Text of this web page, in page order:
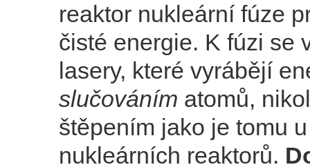
reaktor nukleární fúze
čisté energie. K fúzi se
lasery, které vyrábějí
slučováním atomů,
štěpením jako je tomu
nukleárních reaktorů.